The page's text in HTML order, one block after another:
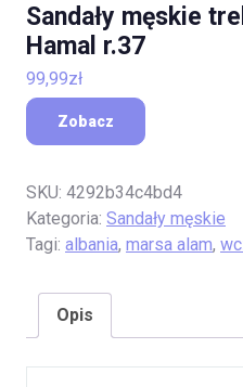
Sandały męskie
Hamal r.37
99,99zł
Zobacz
SKU: 4292b34c4bd4
Kategoria: Sandały męskie
Tagi: albania, marsa alam,
Opis